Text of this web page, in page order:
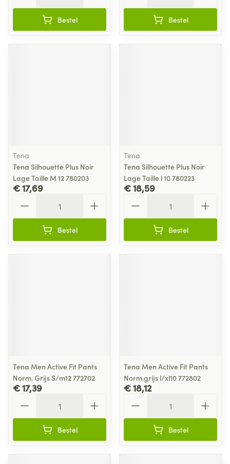
Bestel Bestel
Tena
Tena Silhouette Plus Noir
Lage Taille M 12 780203
€ 17,69
Bestel
Tena
Tena Silhouette Plus Noir
Lage Taille l 10 780223
€ 18,59
Bestel
Tena Men Active Fit Pants
Norm. Grijs S/m12 772702
€ 17,39
Bestel
Tena Men Active Fit Pants
Norm.grijs l/xl10 772802
€ 18,12
Bestel